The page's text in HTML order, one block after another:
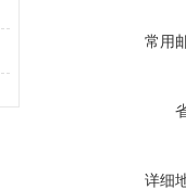
常用
详细